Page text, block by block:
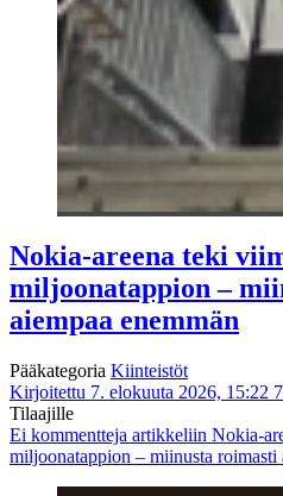
Nokia-areena teki
miljoonatappion –
aiempaa enemmän
Pääkategoria Kiinteistöt
Kirjoitettu 7. elokuuta 2026, 15:22
Tilaajille
Ei kommentteja artikkeliin Nokia-
miljoonatappion – miinusta roimasti